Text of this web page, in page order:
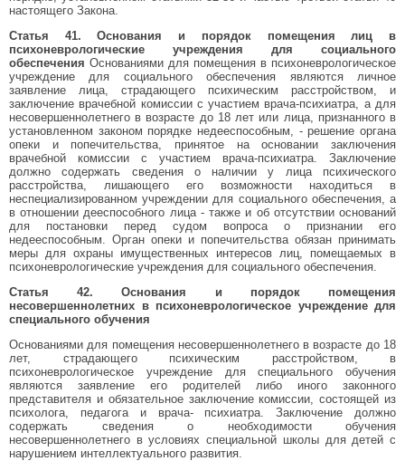
настоящего Закона.
Статья 41. Основания и порядок помещения лиц в
психоневрологические учреждения для социального
обеспечения Основаниями для помещения в психоневрологическое
учреждение для социального обеспечения являются личное
заявление лица, страдающего психическим расстройством, и
заключение врачебной комиссии с участием врача-психиатра, а для
несовершеннолетнего в возрасте до 18 лет или лица, признанного в
установленном законом порядке недееспособным, - решение органа
опеки и попечительства, принятое на основании заключения
врачебной комиссии с участием врача-психиатра. Заключение
должно содержать сведения о наличии у лица психического
расстройства, лишающего его возможности находиться в
неспециализированном учреждении для социального обеспечения, а
в отношении дееспособного лица - также и об отсутствии оснований
для постановки перед судом вопроса о признании его
недееспособным. Орган опеки и попечительства обязан принимать
меры для охраны имущественных интересов лиц, помещаемых в
психоневрологические учреждения для социального обеспечения.
Статья 42. Основания и порядок помещения
несовершеннолетних в психоневрологическое учреждение для
специального обучения
Основаниями для помещения несовершеннолетнего в возрасте до 18
лет, страдающего психическим расстройством, в
психоневрологическое учреждение для специального обучения
являются заявление его родителей либо иного законного
представителя и обязательное заключение комиссии, состоящей из
психолога, педагога и врача- психиатра. Заключение должно
содержать сведения о необходимости обучения
несовершеннолетнего в условиях специальной школы для детей с
нарушением интеллектуального развития.